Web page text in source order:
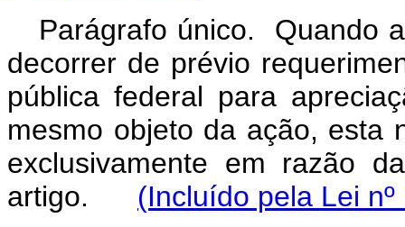
Parágrafo único. Quando
decorrer de prévio
pública federal para
mesmo objeto da ação, esta
exclusivamente em razão
artigo. (Incluído pela Lei